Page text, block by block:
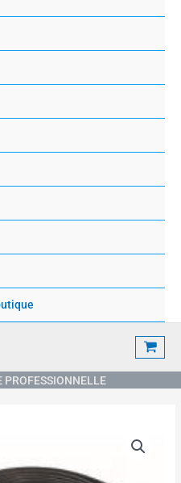
PROFESSIONNELLE